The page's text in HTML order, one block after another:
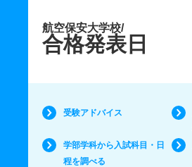
航空保安大学校/
合格発表日
受験アドバイス
学部学科から入試科目・日
程を調べる